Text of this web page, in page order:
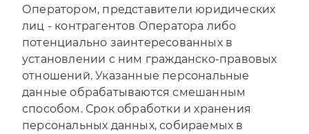
Оператором, представители юридических
лиц - контрагентов Оператора либо
потенциально заинтересованных в
установлении с ним гражданско-правовых
отношений. Указанные персональные
данные обрабатываются смешанным
способом. Срок обработки и хранения
персональных данных, собираемых в